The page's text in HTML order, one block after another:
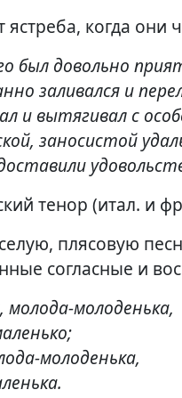
когда они
был довольно
заливался и
и вытягивал с
заносистой
тенор (итал. и
плясовую
согласные и
молода-молоденька,
молоденька,